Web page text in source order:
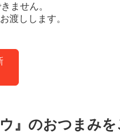
ません。
渡しします。
』のおつまみを